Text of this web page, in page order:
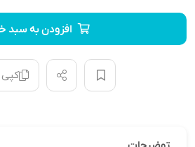
افزودن به سبد
کپی